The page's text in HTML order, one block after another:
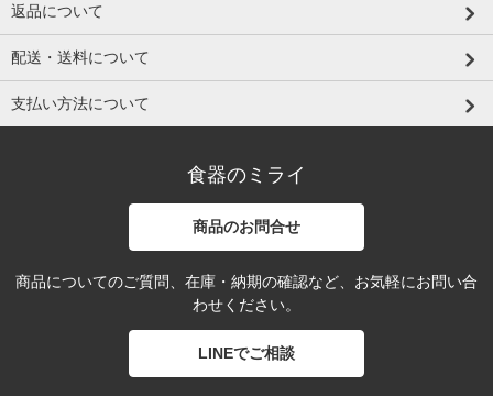
返品について
配送・送料について
支払い方法について
食器のミライ
商品のお問合せ
商品についてのご質問、在庫・納期の確認など、お気軽にお問い合
わせください。
LINEでご相談